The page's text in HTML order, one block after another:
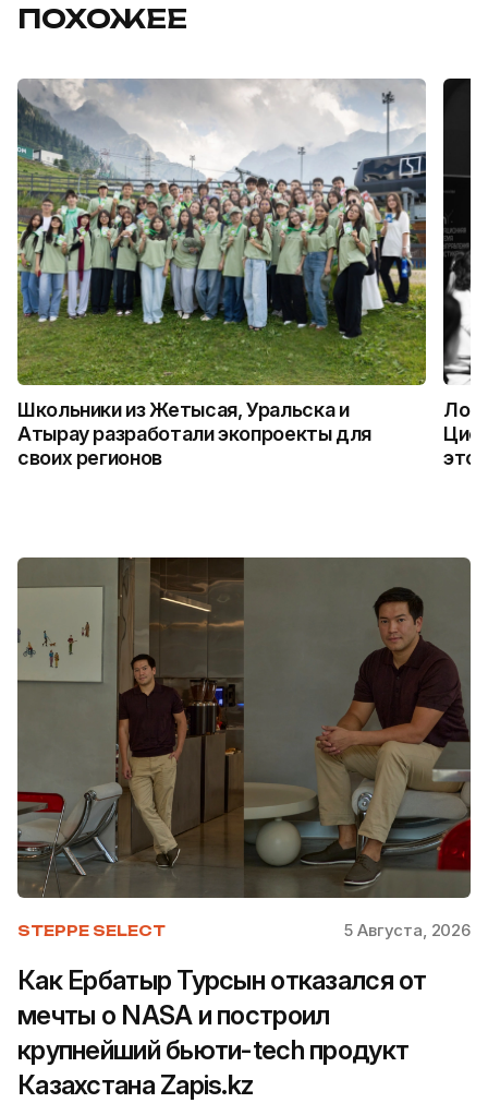
ПОХОЖЕЕ
Школьники из Жетысая, Уральска и
Атырау разработали экопроекты для
своих регионов
это
STEPPE SELECT 5 Августа, 2026
Как Ербатыр Турсын отказался от
мечты о NASA и построил
крупнейший бьюти-tech продукт
Казахстана Zapis.kz